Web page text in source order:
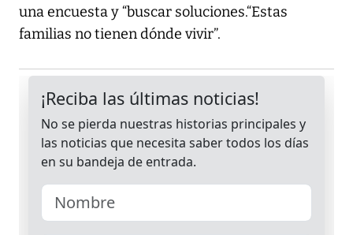
una encuesta y “buscar soluciones.“Estas
familias no tienen dónde vivir”.